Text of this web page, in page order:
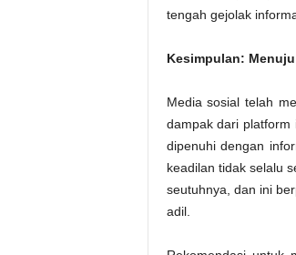
tengah gejolak
Kesimpulan:
Media sosial telah
dampak dari platform
dipenuhi dengan
keadilan tidak selalu
seutuhnya, dan ini
adil.